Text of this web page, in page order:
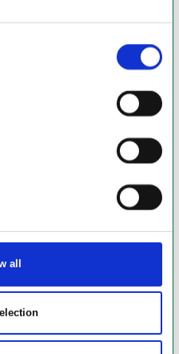
all
et stort og komplekst